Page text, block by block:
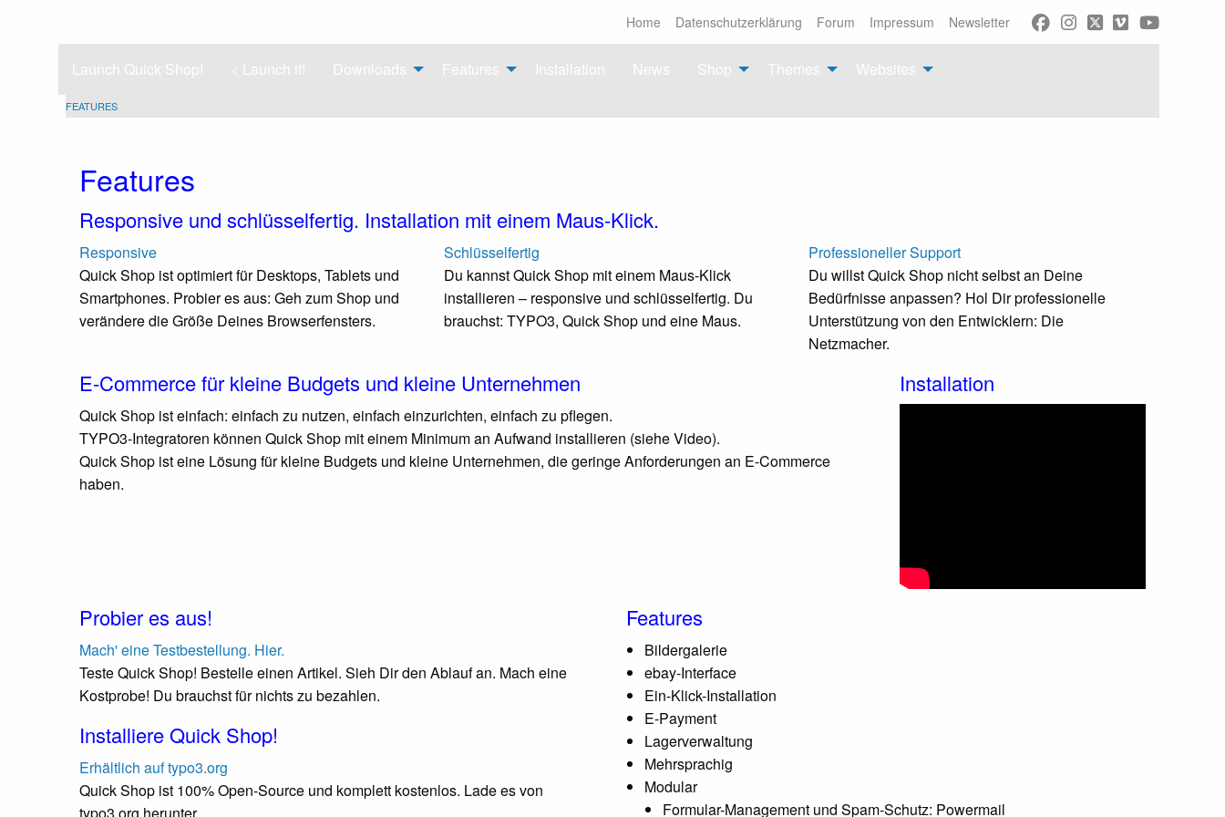
Home Datenschutzerklärung Forum Impressum Newsletter
Launch Quick Shop! < Launch it! Downloads Features Installation News Shop Themes Websites
FEATURES
Features
Responsive und schlüsselfertig. Installation mit einem Maus-Klick.
Responsive
Quick Shop ist optimiert für Desktops, Tablets und
Smartphones. Probier es aus: Geh zum Shop und
verändere die Größe Deines Browserfensters.
Schlüsselfertig
Du kannst Quick Shop mit einem Maus-Klick
installieren – responsive und schlüsselfertig. Du
brauchst: TYPO3, Quick Shop und eine Maus.
Professioneller Support
Du willst Quick Shop nicht selbst an Deine
Bedürfnisse anpassen? Hol Dir professionelle
Unterstützung von den Entwicklern: Die
Netzmacher.
E-Commerce für kleine Budgets und kleine Unternehmen
Quick Shop ist einfach: einfach zu nutzen, einfach einzurichten, einfach zu pflegen.
TYPO3-Integratoren können Quick Shop mit einem Minimum an Aufwand installieren (siehe Video).
Quick Shop ist eine Lösung für kleine Budgets und kleine Unternehmen, die geringe Anforderungen an E-Commerce
haben.
Installation
Probier es aus!
Mach' eine Testbestellung. Hier.
Teste Quick Shop! Bestelle einen Artikel. Sieh Dir den Ablauf an. Mach eine
Kostprobe! Du brauchst für nichts zu bezahlen.
Installiere Quick Shop!
Erhältlich auf typo3.org
Quick Shop ist 100% Open-Source und komplett kostenlos. Lade es von
typo3.org herunter.
Features
Bildergalerie
ebay-Interface
Ein-Klick-Installation
E-Payment
Lagerverwaltung
Mehrsprachig
Modular
Formular-Management und Spam-Schutz: Powermail